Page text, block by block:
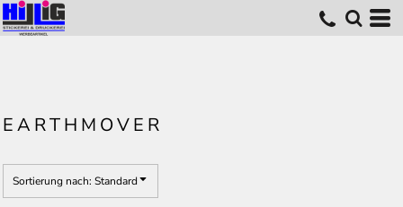
EARTHMOVER
Sortierung nach: Standard
Standard